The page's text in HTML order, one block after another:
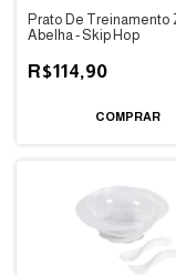
Prato De Treinamento
Abelha - Skip Hop
R$114,90